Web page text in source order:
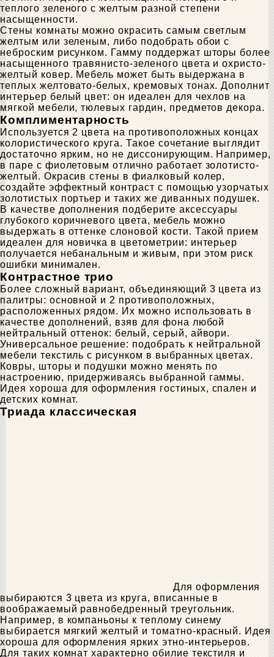
теплого зеленого с желтым разной степени
насыщенности.
Стены комнаты можно окрасить самым светлым
желтым или зеленым, либо подобрать обои с
неброским рисунком. Гамму поддержат шторы более
насыщенного травянисто-зеленого цвета и охристо-
желтый ковер. Мебель может быть выдержана в
теплых желтовато-белых, кремовых тонах. Дополнит
интерьер белый цвет: он идеален для чехлов на
мягкой мебели, тюлевых гардин, предметов декора.
Комплиментарность
Используется 2 цвета на противоположных концах
колористического круга. Такое сочетание выглядит
достаточно ярким, но не диссонирующим. Например,
в паре с фиолетовым отлично работает золотисто-
желтый. Окрасив стены в фиалковый колер,
создайте эффектный контраст с помощью узорчатых
золотистых портьер и таких же диванных подушек.
В качестве дополнения подберите аксессуары
глубокого коричневого цвета, мебель можно
выдержать в оттенке слоновой кости. Такой прием
идеален для новичка в цветометрии: интерьер
получается небанальным и живым, при этом риск
ошибки минимален.
Контрастное трио
Более сложный вариант, объединяющий 3 цвета из
палитры: основной и 2 противоположных,
расположенных рядом. Их можно использовать в
качестве дополнений, взяв для фона любой
нейтральный оттенок: белый, серый, айвори.
Универсальное решение: подобрать к нейтральной
мебели текстиль с рисунком в выбранных цветах.
Ковры, шторы и подушки можно менять по
настроению, придерживаясь выбранной гаммы.
Идея хороша для оформления гостиных, спален и
детских комнат.
Триада классическая
Для оформления
выбираются 3 цвета из круга, вписанные в
воображаемый равнобедренный треугольник.
Например, в компаньоны к теплому синему
выбирается мягкий желтый и томатно-красный. Идея
хороша для оформления ярких этно-интерьеров.
Для таких комнат характерно обилие текстиля и